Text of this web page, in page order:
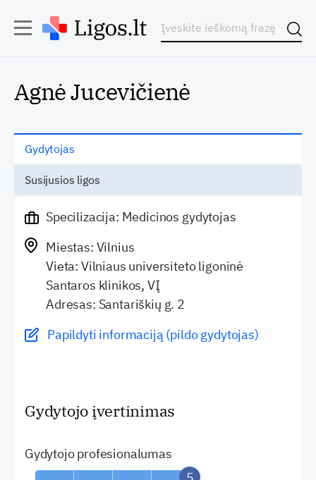
Agnė Jucevičienė
Gydytojas
Susijusios ligos
Specilizacija: Medicinos gydytojas
Miestas: Vilnius
Vieta: Vilniaus universiteto ligoninė
Santaros klinikos, VĮ
Adresas: Santariškių g. 2
Papildyti informaciją (pildo gydytojas)
Gydytojo įvertinimas
Gydytojo profesionalumas